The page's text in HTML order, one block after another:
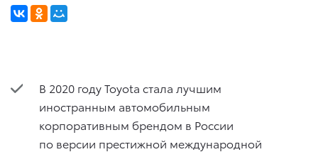
В 2020 году Toyota стала лучшим
иностранным автомобильным
корпоративным брендом в России
по версии престижной международной